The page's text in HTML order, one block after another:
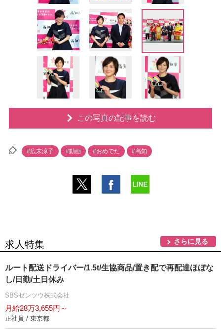
この写真の記事を読む
#広末涼子 #動画 #おめでた #高知
求人特集 さらに見る
ルート配送ドライバー/1.5t/生協商品/置き配で再配達ほぼな
し/日勤/土日休み
SBSゼンツウ株式会社
月給28万3,655円～
正社員 / 東京都